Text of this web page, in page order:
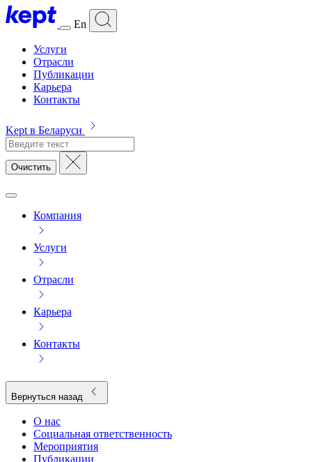
En
Услуги
Отрасли
Публикации
Карьера
Контакты
Kept в Беларуси
Очистить
Компания
Услуги
Отрасли
Карьера
Контакты
Вернуться назад
О нас
Социальная ответственность
Мероприятия
Публикации